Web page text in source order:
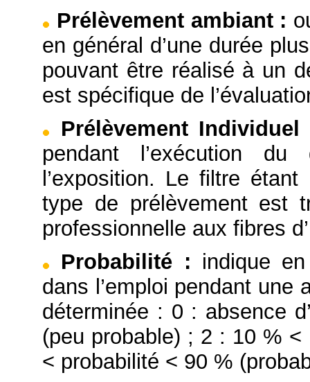
Prélèvement ambiant :
en général d’une durée
pouvant être réalisé à un
est spécifique de
Prélèvement Individuel
pendant l’exécution
l’exposition. Le filtre
type de prélèvement est
professionnelle aux fibres
Probabilité : indique
dans l’emploi pendant une
déterminée : 0 : absence
(peu probable) ; 2 : 10 %
< probabilité < 90 %